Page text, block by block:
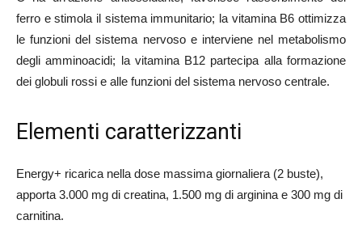
ferro e stimola il sistema immunitario; la vitamina B6 ottimizza
le funzioni del sistema nervoso e interviene nel metabolismo
degli amminoacidi; la vitamina B12 partecipa alla formazione
dei globuli rossi e alle funzioni del sistema nervoso centrale.
Elementi caratterizzanti
Energy+ ricarica nella dose massima giornaliera (2 buste),
apporta 3.000 mg di creatina, 1.500 mg di arginina e 300 mg di
carnitina.